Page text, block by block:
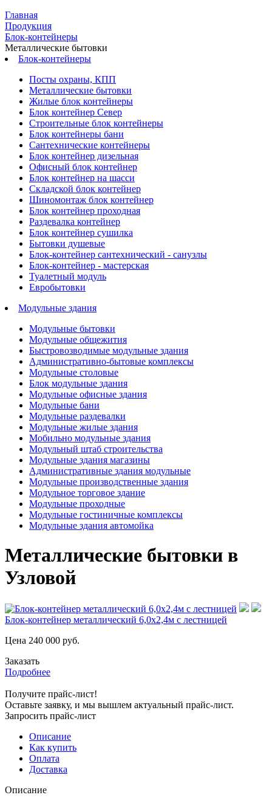
Главная
Продукция
Блок-контейнеры
Металлические бытовки
Блок-контейнеры
Посты охраны, КПП
Металлические бытовки
Жилые блок контейнеры
Блок контейнер Север
Строительные блок контейнеры
Блок контейнеры бани
Сантехнические контейнеры
Блок контейнер дизельная
Офисный блок контейнер
Блок контейнер на шасси
Складской блок контейнер
Шиномонтаж блок контейнер
Блок контейнер проходная
Раздевалка контейнер
Блок контейнер сушилка
Бытовки душевые
Блок-контейнер сантехнический - санузлы
Блок-контейнер - мастерская
Туалетный модуль
Евробытовки
Модульные здания
Модульные бытовки
Модульные общежития
Быстровозводимые модульные здания
Административно-бытовые комплексы
Модульные столовые
Блок модульные здания
Модульные офисные здания
Модульные бани
Модульные раздевалки
Модульные жилые здания
Мобильно модульные здания
Модульный штаб строительства
Модульные здания магазины
Административные здания модульные
Модульные производственные здания
Модульное торговое здание
Модульные проходные
Модульные гостиничные комплексы
Модульные здания автомойка
Металлические бытовки в
Узловой
Блок-контейнер металлический 6,0х2,4м с лестницей
Цена 240 000 руб.
Заказать
Подробнее
Получите прайс-лист!
Оставьте заявку, и мы вышлем актуальный прайс-лист.
Запросить прайс-лист
Описание
Как купить
Оплата
Доставка
Описание